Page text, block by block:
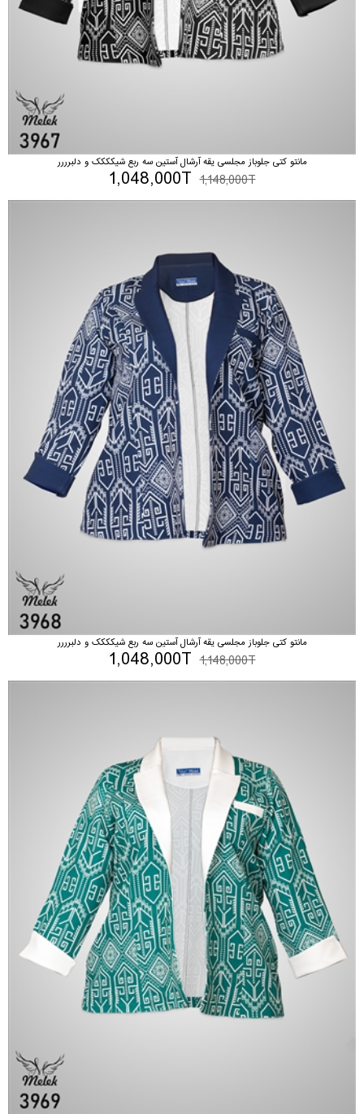
مانتو کتی جلوباز مجلسی یقه آرشال آستین سه ربع شیکککک و دلبرررر
1,148,000T
1,048,000T
مانتو کتی جلوباز مجلسی یقه آرشال آستین سه ربع شیکککک و دلبرررر
1,148,000T
1,048,000T